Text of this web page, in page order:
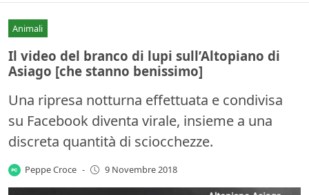
Animali
Il video del branco di lupi sull’Altopiano di
Asiago [che stanno benissimo]
Una ripresa notturna effettuata e condivisa
su Facebook diventa virale, insieme a una
discreta quantità di sciocchezze.
Peppe Croce - 9 Novembre 2018